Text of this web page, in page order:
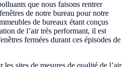
que nous faisons rentrer
de notre bureau pour notre
de bureaux étant conçus
de l’air très performant, il est
fermées durant ces épisodes de
sites de mesures de qualité de l’air